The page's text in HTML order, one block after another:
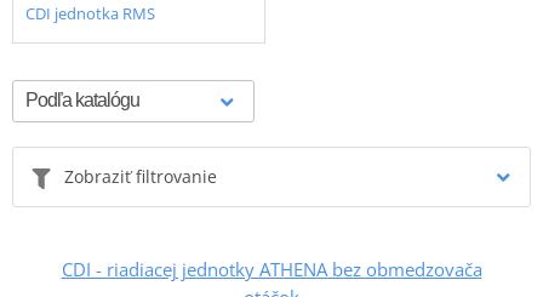
CDI jednotka RMS
Zobraziť filtrovanie
CDI - riadiacej jednotky ATHENA bez obmedzovača